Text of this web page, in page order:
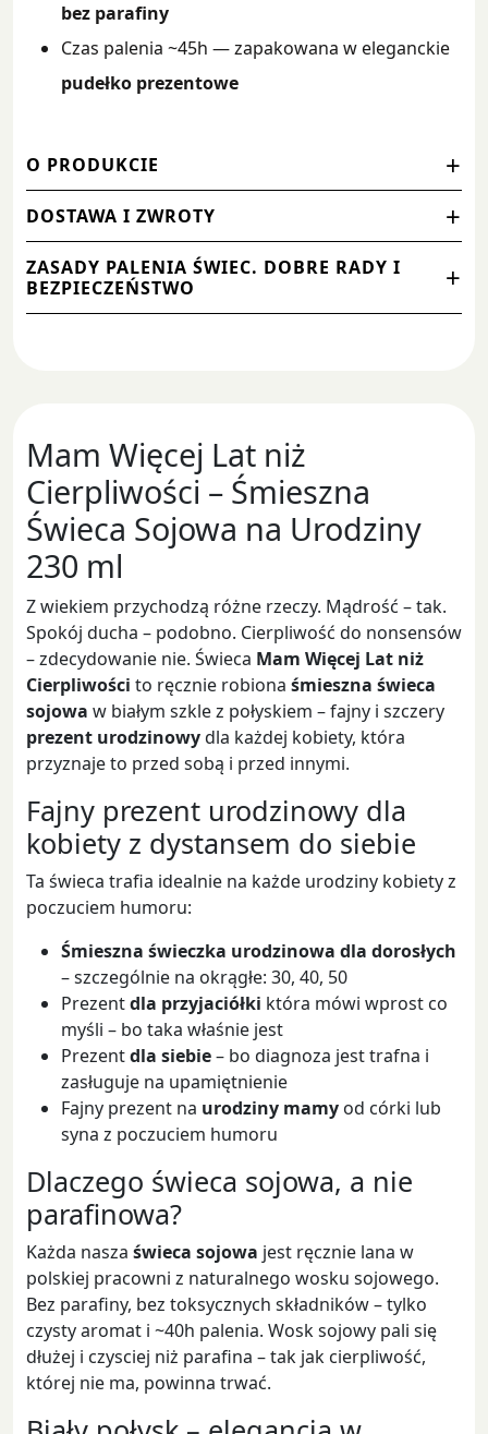
bez parafiny
Czas palenia ~45h — zapakowana w eleganckie
pudełko prezentowe
O PRODUKCIE
DOSTAWA I ZWROTY
ZASADY PALENIA ŚWIEC. DOBRE RADY I
BEZPIECZEŃSTWO
Mam Więcej Lat niż
Cierpliwości – Śmieszna
Świeca Sojowa na Urodziny
230 ml
Z wiekiem przychodzą różne rzeczy. Mądrość – tak.
Spokój ducha – podobno. Cierpliwość do nonsensów
– zdecydowanie nie. Świeca Mam Więcej Lat niż
Cierpliwości to ręcznie robiona śmieszna świeca
sojowa w białym szkle z połyskiem – fajny i szczery
prezent urodzinowydla każdej kobiety, która
przyznaje to przed sobą i przed innymi.
Fajny prezent urodzinowy dla
kobiety z dystansem do siebie
Ta świeca trafia idealnie na każde urodziny kobiety z
poczuciem humoru:
Śmieszna świeczka urodzinowa dla dorosłych
– szczególnie na okrągłe: 30, 40, 50
Prezentdla przyjaciółki która mówi wprost co
myśli – bo taka właśnie jest
Prezentdla siebie– bo diagnoza jest trafna i
zasługuje na upamiętnienie
Fajny prezent na urodziny mamy od córki lub
syna z poczuciem humoru
Dlaczego świeca sojowa, a nie
parafinowa?
Każda nasza świeca sojowa jest ręcznie lana w
polskiej pracowni z naturalnego wosku sojowego.
Bez parafiny, bez toksycznych składników – tylko
czysty aromat i ~40h palenia. Wosk sojowy pali się
dłużej i czysciej niż parafina – tak jak cierpliwość,
której nie ma, powinna trwać.